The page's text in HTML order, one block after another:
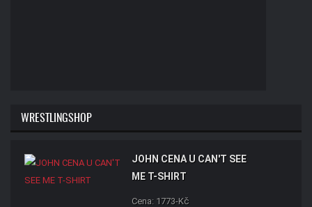
WRESTLINGSHOP
JOHN CENA U CAN'T SEE
ME T-SHIRT
Cena: 1773-Kč